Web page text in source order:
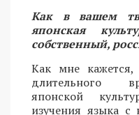
Как в вашем
японская
собственный,
Как мне
длительного
японской
изучения языка с